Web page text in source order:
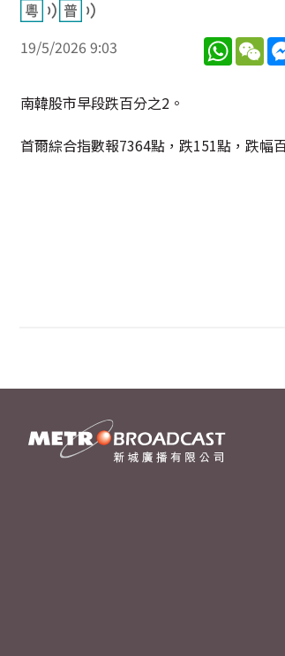
19/5/2026 9:03
南韓股市早段跌百分之2。
首爾綜合指數報7364點，跌151點，跌幅